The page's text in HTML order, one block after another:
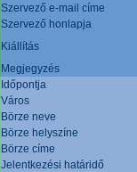
Szervező e-mail címe
Szervező honlapja
Kiállítás
Megjegyzés
Időpontja
Város
Börze neve
Börze helyszíne
Börze címe
Jelentkezési határidő